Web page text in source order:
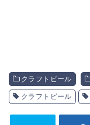
クラフトビール
クラフトビール